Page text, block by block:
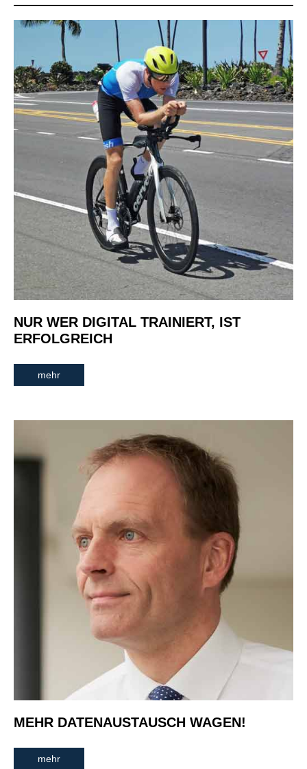
NUR WER DIGITAL TRAINIERT, IST
ERFOLGREICH
mehr
MEHR DATENAUSTAUSCH WAGEN!
mehr